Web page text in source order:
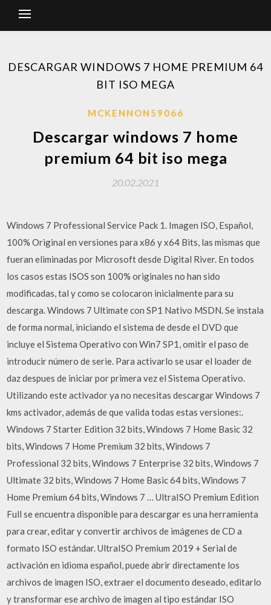
DESCARGAR WINDOWS 7 HOME PREMIUM 64
BIT ISO MEGA
MCKENNON59066
Descargar windows 7 home
premium 64 bit iso mega
20.02.2021
Windows 7 Professional Service Pack 1. Imagen ISO, Español,
100% Original en versiones para x86 y x64 Bits, las mismas que
fueran eliminadas por Microsoft desde Digital River. En todos
los casos estas ISOS son 100% originales no han sido
modificadas, tal y como se colocaron inicialmente para su
descarga. Windows 7 Ultimate con SP1 Nativo MSDN. Se instala
de forma normal, iniciando el sistema de desde el DVD que
incluye el Sistema Operativo con Win7 SP1, omitir el paso de
introducir número de serie. Para activarlo se usar el loader de
daz despues de iniciar por primera vez el Sistema Operativo.
Utilizando este activador ya no necesitas descargar Windows 7
kms activador, además de que valida todas estas versiones:.
Windows 7 Starter Edition 32 bits, Windows 7 Home Basic 32
bits, Windows 7 Home Premium 32 bits, Windows 7
Professional 32 bits, Windows 7 Enterprise 32 bits, Windows 7
Ultimate 32 bits, Windows 7 Home Basic 64 bits, Windows 7
Home Premium 64 bits, Windows 7 … UltraISO Premium Edition
Full se encuentra disponible para descargar es una herramienta
para crear, editar y convertir archivos de imágenes de CD a
formato ISO estándar. UltraISO Premium 2019 + Serial de
activación en idioma español, puede abrir directamente los
archivos de imagen ISO, extraer el documento deseado, editarlo
y transformar ese archivo de imagen al tipo estándar ISO